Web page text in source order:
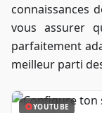
connaissances
vous assurer
parfaitement
meilleur parti
YOUTUBE